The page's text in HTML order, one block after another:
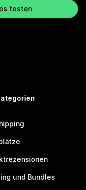
testen
und Bundles